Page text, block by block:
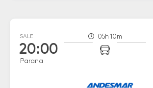
SALE
20:00
Parana
05h 10m